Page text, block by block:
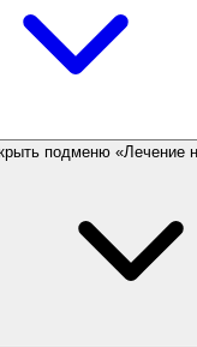
подменю «Лечение